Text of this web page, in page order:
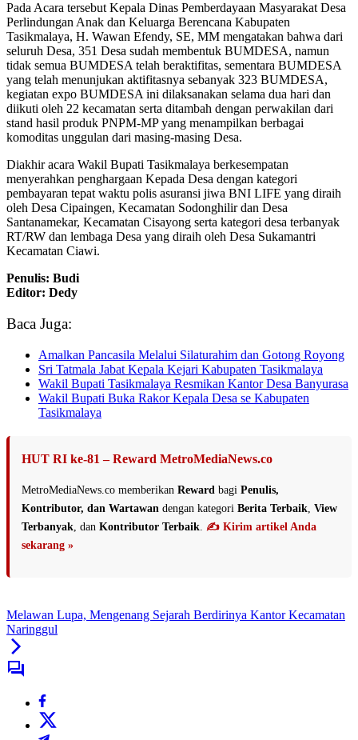
Pada Acara tersebut Kepala Dinas Pemberdayaan Masyarakat Desa
Perlindungan Anak dan Keluarga Berencana Kabupaten
Tasikmalaya, H. Wawan Efendy, SE, MM mengatakan bahwa dari
seluruh Desa, 351 Desa sudah membentuk BUMDESA, namun
tidak semua BUMDESA telah beraktifitas, sementara BUMDESA
yang telah menunjukan aktifitasnya sebanyak 323 BUMDESA,
kegiatan expo BUMDESA ini dilaksanakan selama dua hari dan
diikuti oleh 22 kecamatan serta ditambah dengan perwakilan dari
stand hasil produk PNPM-MP yang menampilkan berbagai
komoditas unggulan dari masing-masing Desa.
Diakhir acara Wakil Bupati Tasikmalaya berkesempatan
menyerahkan penghargaan Kepada Desa dengan kategori
pembayaran tepat waktu polis asuransi jiwa BNI LIFE yang diraih
oleh Desa Cipaingen, Kecamatan Sodonghilir dan Desa
Santanamekar, Kecamatan Cisayong serta kategori desa terbanyak
RT/RW dan lembaga Desa yang diraih oleh Desa Sukamantri
Kecamatan Ciawi.
Penulis: Budi
Editor: Dedy
Baca Juga:
Amalkan Pancasila Melalui Silaturahim dan Gotong Royong
Sri Tatmala Jabat Kepala Kejari Kabupaten Tasikmalaya
Wakil Bupati Tasikmalaya Resmikan Kantor Desa Banyurasa
Wakil Bupati Buka Rakor Kepala Desa se Kabupaten
Tasikmalaya
HUT RI ke-81 – Reward MetroMediaNews.co
MetroMediaNews.co memberikan Reward bagi Penulis,
Kontributor, dan Wartawan dengan kategori Berita Terbaik View
Terbanyak , dan Kontributor Terbaik ✍️ Kirim artikel Anda
sekarang »
Melawan Lupa, Mengenang Sejarah Berdirinya Kantor Kecamatan
Naringgul